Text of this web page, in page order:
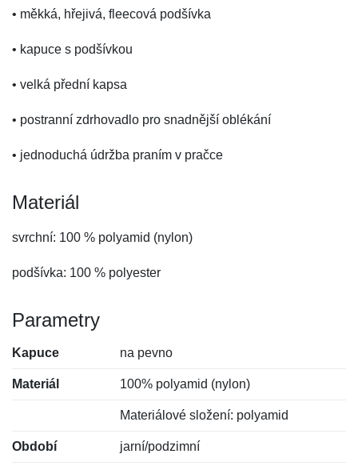
• měkká, hřejivá, fleecová podšívka
• kapuce s podšívkou
• velká přední kapsa
• postranní zdrhovadlo pro snadnější oblékání
• jednoduchá údržba praním v pračce
Materiál
svrchní: 100 % polyamid (nylon)
podšívka: 100 % polyester
Parametry
Kapuce na pevno
Materiál 100% polyamid (nylon)
Materiálové složení: polyamid
Období jarní/podzimní